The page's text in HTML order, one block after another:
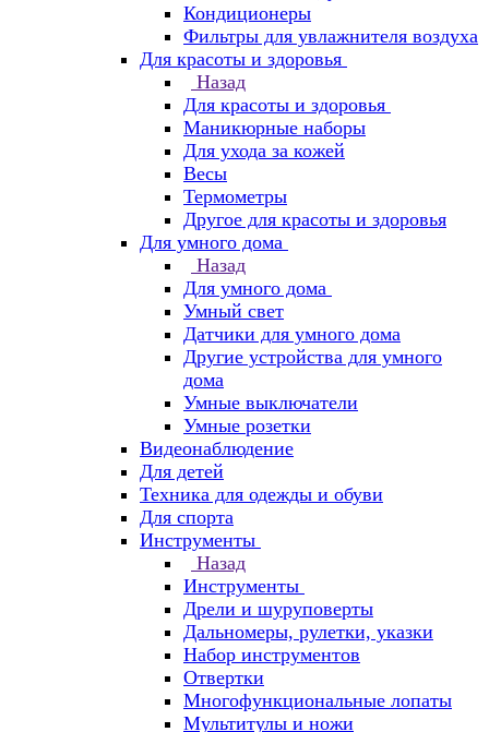
Кондиционеры
Фильтры для увлажнителя воздуха
Для красоты и здоровья
Назад
Для красоты и здоровья
Маникюрные наборы
Для ухода за кожей
Весы
Термометры
Другое для красоты и здоровья
Для умного дома
Назад
Для умного дома
Умный свет
Датчики для умного дома
Другие устройства для умного
дома
Умные выключатели
Умные розетки
Видеонаблюдение
Для детей
Техника для одежды и обуви
Для спорта
Инструменты
Назад
Инструменты
Дрели и шуруповерты
Дальномеры, рулетки, указки
Набор инструментов
Отвертки
Многофункциональные лопаты
Мультитулы и ножи